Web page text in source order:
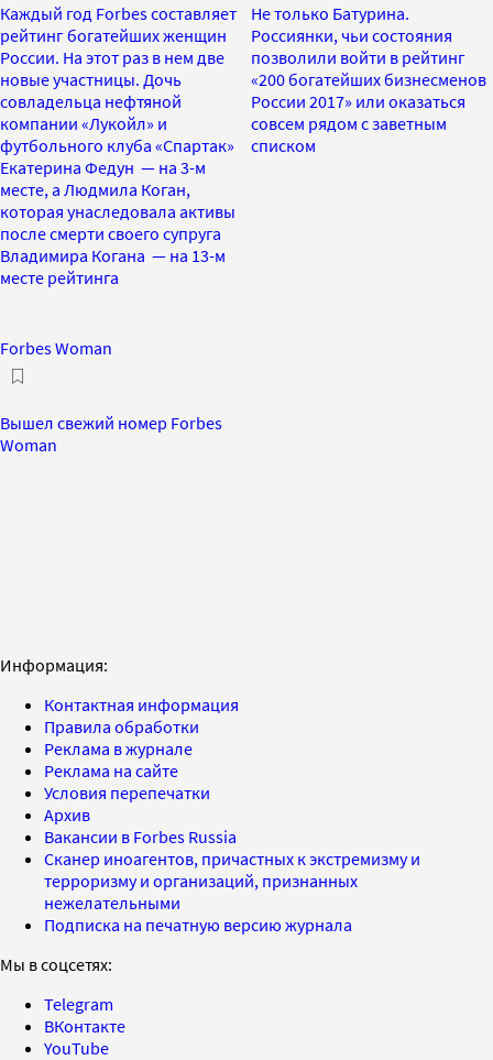
Каждый год Forbes составляет
рейтинг богатейших женщин
России. На этот раз в нем две
новые участницы. Дочь
совладельца нефтяной
компании «Лукойл» и
футбольного клуба «Спартак»
Екатерина Федун — на 3-м
месте, а Людмила Коган,
которая унаследовала активы
после смерти своего супруга
Владимира Когана — на 13-м
месте рейтинга
Не только Батурина.
Россиянки, чьи состояния
позволили войти в рейтинг
«200 богатейших бизнесменов
России 2017» или оказаться
совсем рядом с заветным
списком
Forbes Woman
Вышел свежий номер Forbes
Woman
Информация:
Контактная информация
Правила обработки
Реклама в журнале
Реклама на сайте
Условия перепечатки
Архив
Вакансии в Forbes Russia
Сканер иноагентов, причастных к экстремизму и
терроризму и организаций, признанных
нежелательными
Подписка на печатную версию журнала
Мы в соцсетях:
Telegram
ВКонтакте
YouTube